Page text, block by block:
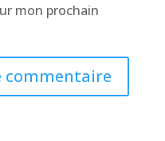
mon prochain